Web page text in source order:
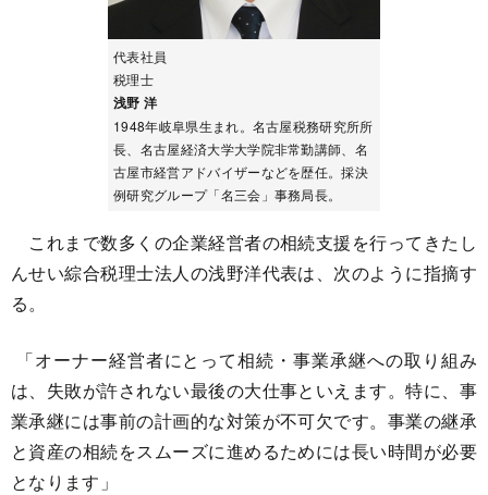
代表社員
税理士
浅野 洋
1948年岐阜県生まれ。名古屋税務研究所所
長、名古屋経済大学大学院非常勤講師、名
古屋市経営アドバイザーなどを歴任。採決
例研究グループ「名三会」事務局長。
これまで数多くの企業経営者の相続支援を行ってきたし
んせい綜合税理士法人の浅野洋代表は、次のように指摘す
る。
「オーナー経営者にとって相続・事業承継への取り組み
は、失敗が許されない最後の大仕事といえます。特に、事
業承継には事前の計画的な対策が不可欠です。事業の継承
と資産の相続をスムーズに進めるためには長い時間が必要
となります」